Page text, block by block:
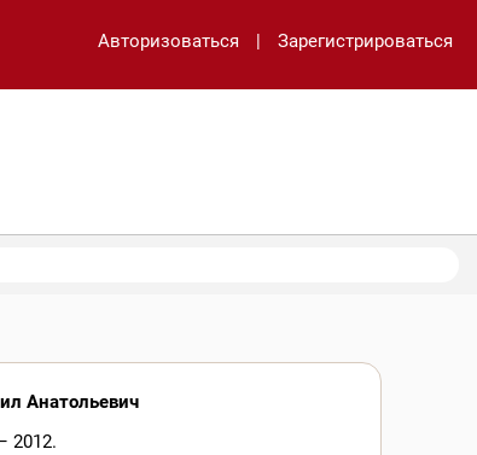
Авторизоваться | Зарегистрироваться
Анатольевич
2012.